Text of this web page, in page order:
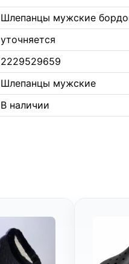
Шлепанцы мужские
уточняется
2229529659
Шлепанцы мужские
В наличии